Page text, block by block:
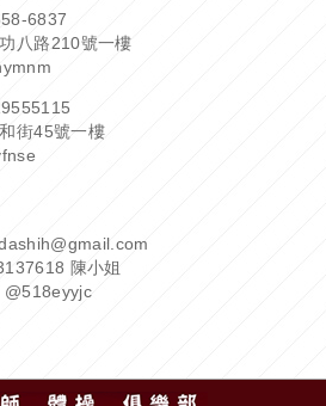
6837
八路210號一樓
街45號一樓
陳小姐
@518eyyjc